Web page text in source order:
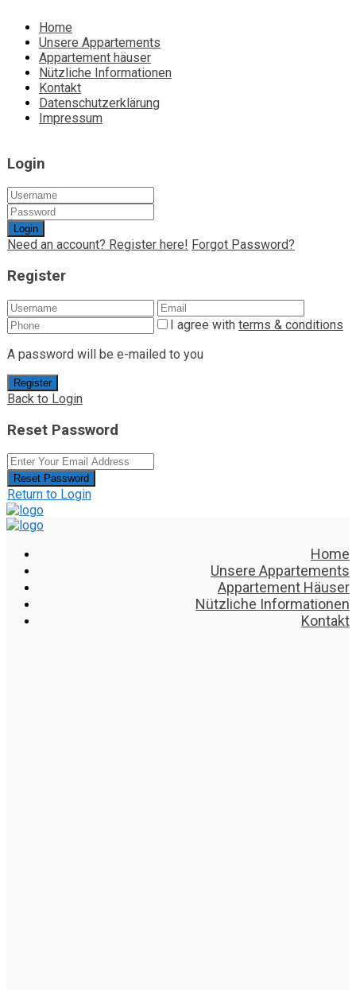
Home
Unsere Appartements
Appartement häuser
Nützliche Informationen
Kontakt
Datenschutzerklärung
Impressum
Login
Login
Need an account? Register here! Forgot Password?
Register
I agree with terms & conditions
A password will be e-mailed to you
Register
Back to Login
Reset Password
Reset Password
Return to Login
Home
Unsere Appartements
Appartement Häuser
Nützliche Informationen
Kontakt